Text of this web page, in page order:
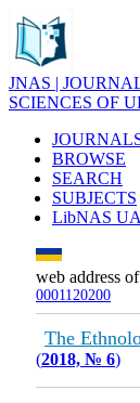
JNAS |
SCIENCES OF
BROWSE
SEARCH
SUBJECTS
LibNAS UA
web address
0001120200
The
(2018, № 6)